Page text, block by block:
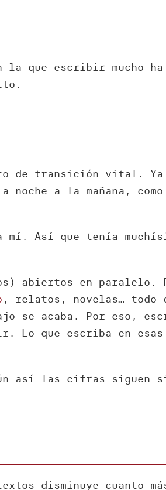
que escribir mucho ha
de transición vital.
a la mañana,
Así que tenía
abiertos en paralelo.
, relatos, novelas… todo
se acaba. Por eso,
Lo que escriba en
así las cifras siguen
disminuye cuanto